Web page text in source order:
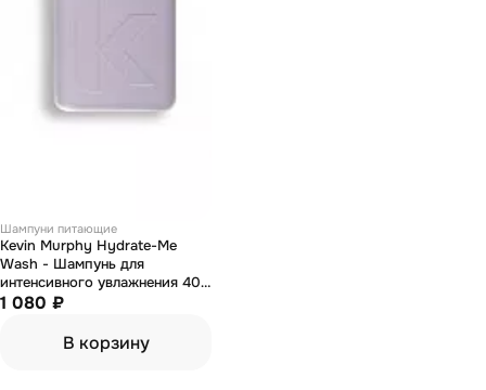
Шампуни питающие
Kevin Murphy Hydrate-Me
Wash - Шампунь для
интенсивного увлажнения 40
мл
1 080 ₽
В корзину